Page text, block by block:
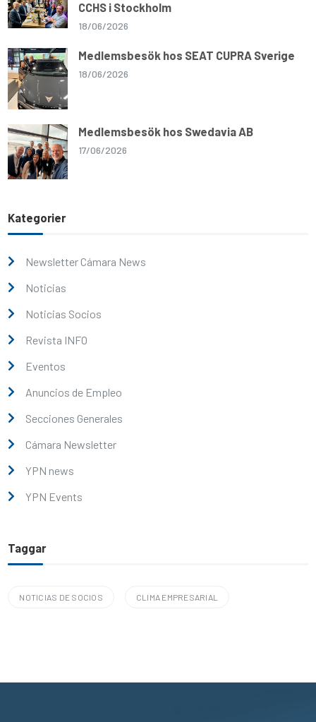
CCHS i Stockholm
18/06/2026
Medlemsbesök hos SEAT CUPRA Sverige
18/06/2026
Medlemsbesök hos Swedavia AB
17/06/2026
Kategorier
Newsletter Cámara News
Noticias
Noticias Socios
Revista INFO
Eventos
Anuncios de Empleo
Secciones Generales
Cámara Newsletter
YPN news
YPN Events
Taggar
NOTICIAS DE SOCIOS CLIMA EMPRESARIAL